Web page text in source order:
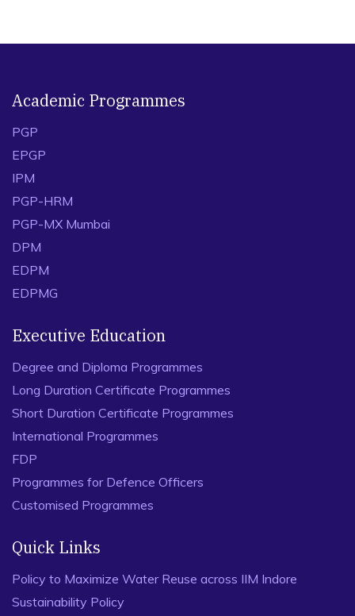
Academic Programmes
PGP
EPGP
IPM
PGP-HRM
PGP-MX Mumbai
DPM
EDPM
EDPMG
Executive Education
Degree and Diploma Programmes
Long Duration Certificate Programmes
Short Duration Certificate Programmes
International Programmes
FDP
Programmes for Defence Officers
Customised Programmes
Quick Links
Policy to Maximize Water Reuse across IIM Indore
Sustainability Policy